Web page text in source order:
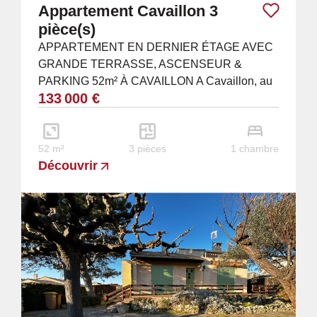
Appartement Cavaillon 3
pièce(s)
APPARTEMENT EN DERNIER ÉTAGE AVEC
GRANDE TERRASSE, ASCENSEUR &
PARKING 52m² À CAVAILLON A Cavaillon, au
sein d'une résidence récente et sécurisée avec
133 000 €
52 m² 3 pièces 1 chambre
Découvrir